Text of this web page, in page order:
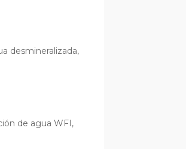
desmineralizada,
de agua WFI,